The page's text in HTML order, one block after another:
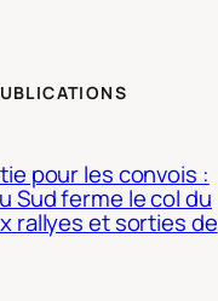
pour les convois :
Sud ferme le col du
rallyes et sorties de